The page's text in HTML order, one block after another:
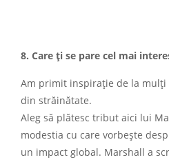
8. Care ți se pare cel mai
Am primit inspirație de la mulți
din străinătate.
Aleg să plătesc tribut aici lui
modestia cu care vorbește
un impact global. Marshall a